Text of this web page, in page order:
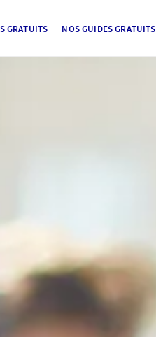
GRATUITS NOS GUIDES GRATUITS